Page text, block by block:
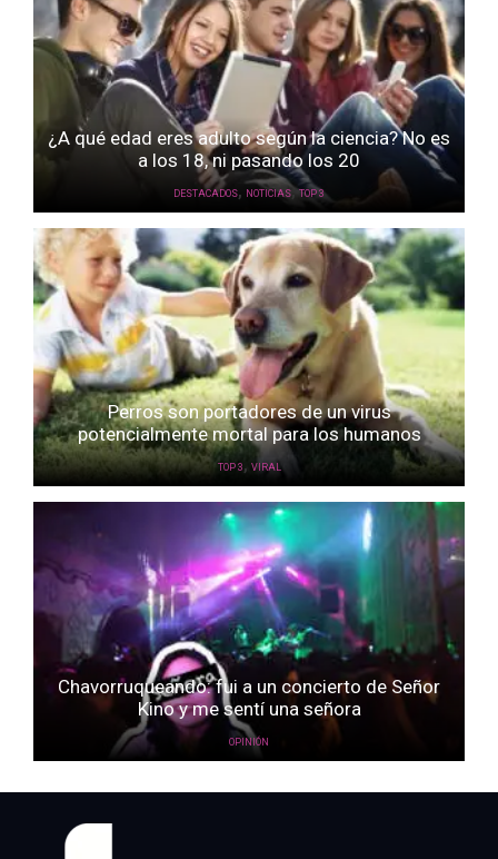
¿A qué edad eres adulto según la ciencia? No es
a los 18, ni pasando los 20
DESTACADOS, NOTICIAS ,TOP 3
Perros son portadores de un virus
potencialmente mortal para los humanos
TOP 3 , VIRAL
Chavorruqueando: fui a un concierto de Señor
Kino y me sentí una señora
OPINIÓN